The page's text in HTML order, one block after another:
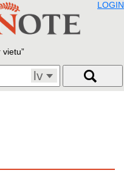
LOGIN
vietu
lv